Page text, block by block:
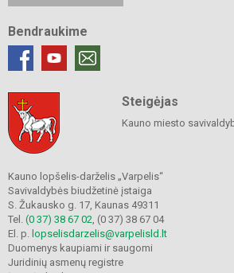
Bendraukime
Steigėjas
Kauno miesto
Kauno lopšelis-darželis „Varpelis“
Savivaldybės biudžetinė įstaiga
S. Žukausko g. 17, Kaunas 49311
Tel. (0 37) 38 67 02, (0 37) 38 67 04
El. p. lopselisdarzelis@varpelisld.lt
Duomenys kaupiami ir saugomi
Juridinių asmenų registre